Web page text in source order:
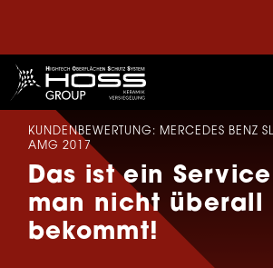
KUNDENBEWERTUNG: MERCEDES BENZ
AMG 2017
Das ist ein
man nicht überall
bekommt!